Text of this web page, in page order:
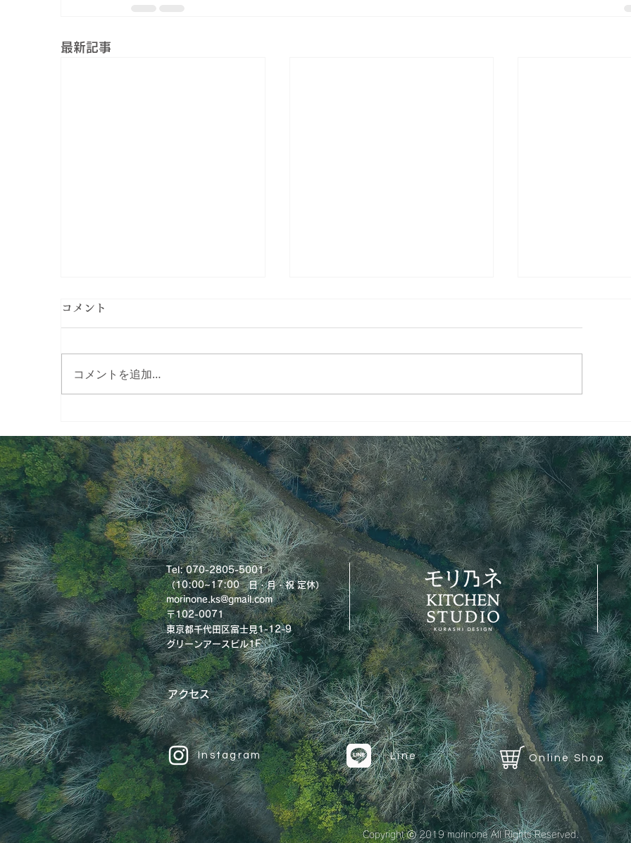
最新記事
そば粉100%を愉しむ教室
《お料理の会》3種のそば豆
腐と十割蕎麦乾麺のおいしい
食べ方
グルテンフリー料理教室》イ
ンドの家庭料理 スパイスカレ
ー&副菜・手作りギー
20(土)季節を味
くり2026《夏の
コメント
コメントを追加…
Tel: 070-2805-5001
（​10:00~17:00 日・月・祝定休）
morinone.ks@gmail.com
〒102-0071
東京都千代田区富士見1-12-9
グリーンアースビル1F
アクセス
Instagram Line Online Shop
Copyright ⓒ 2019 morinone All Rights Reserved.